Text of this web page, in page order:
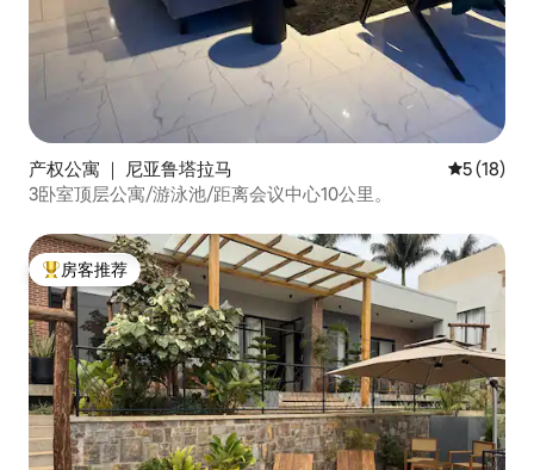
产权公寓 ｜ 尼亚鲁塔拉马 平均评分
5 (18)
3卧室顶层公寓/游泳池/距离会议中心10公里。
热门「房客推荐」
房客推荐